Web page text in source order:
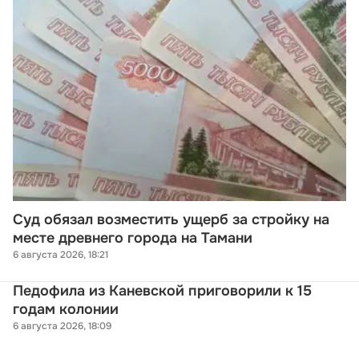
Суд обязал возместить ущерб за стройку на
месте древнего города на Тамани
6 августа 2026, 18:21
Педофила из Каневской приговорили к 15
годам колонии
6 августа 2026, 18:09